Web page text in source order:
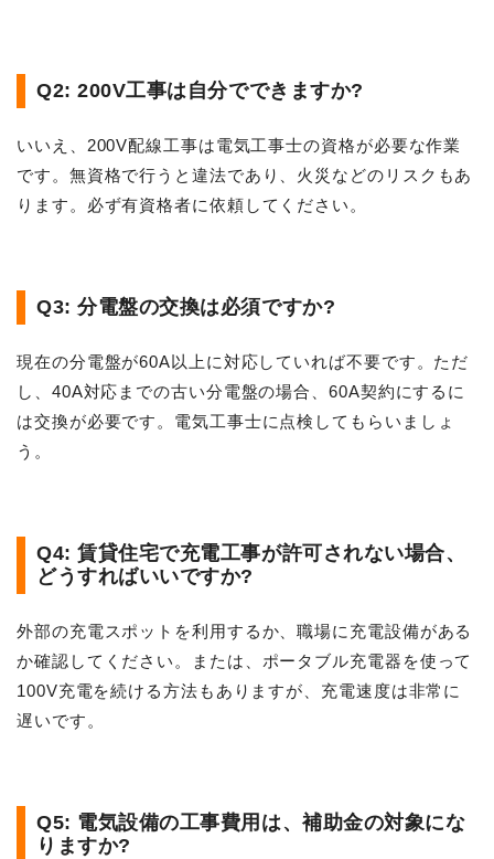
Q2: 200V工事は自分でできますか?
いいえ、200V配線工事は電気工事士の資格が必要な作業
です。無資格で行うと違法であり、火災などのリスクもあ
ります。必ず有資格者に依頼してください。
Q3: 分電盤の交換は必須ですか?
現在の分電盤が60A以上に対応していれば不要です。ただ
し、40A対応までの古い分電盤の場合、60A契約にするに
は交換が必要です。電気工事士に点検してもらいましょ
う。
Q4: 賃貸住宅で充電工事が許可されない場合、
どうすればいいですか?
外部の充電スポットを利用するか、職場に充電設備がある
か確認してください。または、ポータブル充電器を使って
100V充電を続ける方法もありますが、充電速度は非常に
遅いです。
Q5: 電気設備の工事費用は、補助金の対象にな
りますか?